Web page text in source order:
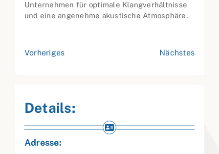
Unternehmen für optimale Klangverhältnisse
und eine angenehme akustische Atmosphäre.
Vorheriges Nächstes
Details:
Adresse: